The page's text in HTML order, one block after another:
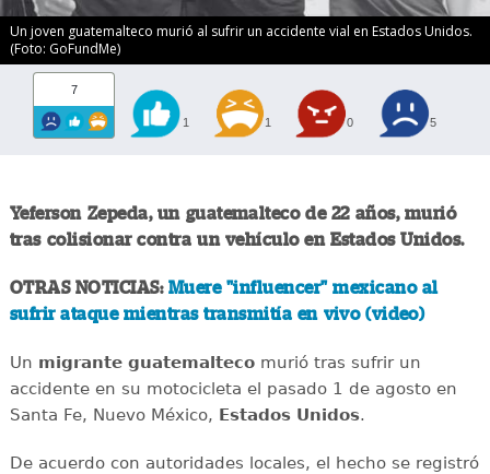
Un joven guatemalteco murió al sufrir un accidente vial en Estados Unidos.
(Foto: GoFundMe)
7
1 1 0 5
Yeferson Zepeda, un guatemalteco de 22 años, murió
tras colisionar contra un vehículo en Estados Unidos.
OTRAS NOTICIAS: Muere "influencer" mexicano al
sufrir ataque mientras transmitía en vivo (video)
Un migrante guatemaltecomurió tras sufrir un
accidente en su motocicleta el pasado 1 de agosto en
Santa Fe, Nuevo México, Estados Unidos.
De acuerdo con autoridades locales, el hecho se registró